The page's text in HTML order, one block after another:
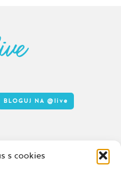
s cookies
žije
BLOGUJ NA @live